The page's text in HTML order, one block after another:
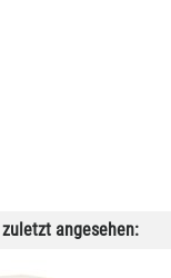
angesehen: